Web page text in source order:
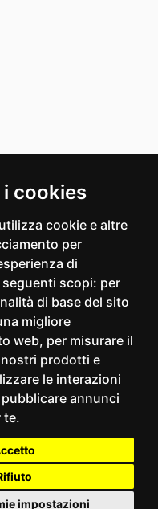
cookies
cookie e altre
per
di
scopi: per
di base del sito
migliore
web, per misurare il
prodotti e
le interazioni
annunci
te.
impostazioni